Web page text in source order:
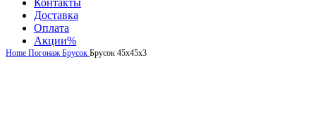
Доставка
Оплата
Акции%
Home Погонаж Брусок Брусок 45х45х3